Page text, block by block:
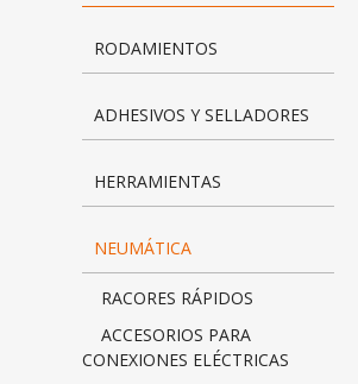
RODAMIENTOS
ADHESIVOS Y SELLADORES
HERRAMIENTAS
NEUMÁTICA
RACORES RÁPIDOS
ACCESORIOS PARA
CONEXIONES ELÉCTRICAS